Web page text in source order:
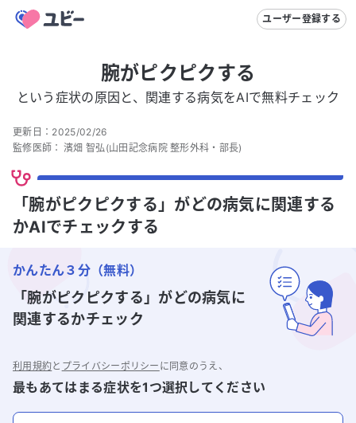
ユーザー登録する
腕がピクピクする
という症状の原因と、関連する病気をAIで無料チェック
更新日： 2025/02/26
監修医師： 濱畑 智弘(山田記念病院 整形外科・部長)
「腕がピクピクする」がどの病気に関連する
かAIでチェックする
かんたん３分（無料）
「腕がピクピクする」 がどの病気に
関連するかチェック
利用規約と プライバシーポリシー に同意のうえ、
最もあてはまる症状を1つ選択してください